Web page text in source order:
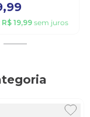
e bem-
,99
R$ 19,99 sem juros